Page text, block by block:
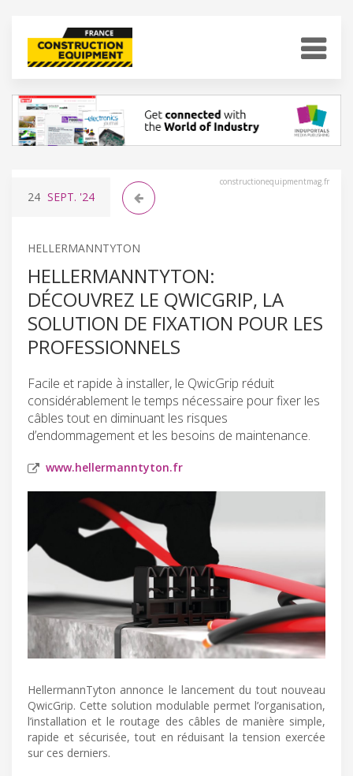
constructionequipmentmag.fr
24 SEPT. '24
HELLERMANNTYTON
HELLERMANNTYTON:
DÉCOUVREZ LE QWICGRIP, LA
SOLUTION DE FIXATION POUR LES
PROFESSIONNELS
Facile et rapide à installer, le QwicGrip réduit
considérablement le temps nécessaire pour fixer les
câbles tout en diminuant les risques
d’endommagement et les besoins de maintenance.
www.hellermanntyton.fr
HellermannTyton annonce le lancement du tout nouveau
QwicGrip. Cette solution modulable permet l’organisation,
l’installation et le routage des câbles de manière simple,
rapide et sécurisée, tout en réduisant la tension exercée
sur ces derniers.